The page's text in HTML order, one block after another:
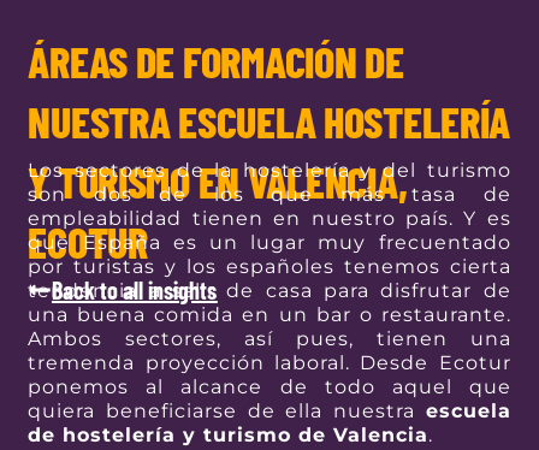
ÁREAS DE FORMACIÓN DE
NUESTRA ESCUELA HOSTELERÍA
Y TURISMO EN VALENCIA,
ECOTUR
Back to all insights
Los sectores de la hostelería y del turismo
son dos de los que más tasa de
empleabilidad tienen en nuestro país. Y es
que España es un lugar muy frecuentado
por turistas y los españoles tenemos cierta
tendencia a salir de casa para disfrutar de
una buena comida en un bar o restaurante.
Ambos sectores, así pues, tienen una
tremenda proyección laboral. Desde Ecotur
ponemos al alcance de todo aquel que
quiera beneficiarse de ella nuestra escuela
de hostelería y turismo de Valencia.